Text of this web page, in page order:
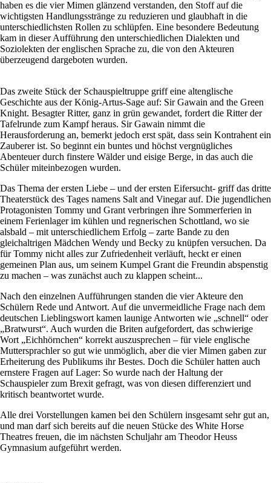
haben es die vier Mimen glänzend verstanden, den Stoff auf die
wichtigsten Handlungsstränge zu reduzieren und glaubhaft in die
unterschiedlichsten Rollen zu schlüpfen. Eine besondere Bedeutung
kam in dieser Aufführung den unterschiedlichen Dialekten und
Soziolekten der englischen Sprache zu, die von den Akteuren
überzeugend dargeboten wurden.
Das zweite Stück der Schauspieltruppe griff eine altenglische
Geschichte aus der König-Artus-Sage auf: Sir Gawain and the Green
Knight. Besagter Ritter, ganz in grün gewandet, fordert die Ritter der
Tafelrunde zum Kampf heraus. Sir Gawain nimmt die
Herausforderung an, bemerkt jedoch erst spät, dass sein Kontrahent ein
Zauberer ist. So beginnt ein buntes und höchst vergnügliches
Abenteuer durch finstere Wälder und eisige Berge, in das auch die
Schüler miteinbezogen wurden.
Das Thema der ersten Liebe – und der ersten Eifersucht- griff das dritte
Theaterstück des Tages namens Salt and Vinegar auf. Die jugendlichen
Protagonisten Tommy und Grant verbringen ihre Sommerferien in
einem Ferienlager im kühlen und regnerischen Schottland, wo sie
alsbald – mit unterschiedlichem Erfolg – zarte Bande zu den
gleichaltrigen Mädchen Wendy und Becky zu knüpfen versuchen. Da
für Tommy nicht alles zur Zufriedenheit verläuft, heckt er einen
gemeinen Plan aus, um seinem Kumpel Grant die Freundin abspenstig
zu machen – was zunächst auch zu klappen scheint...
Nach den einzelnen Aufführungen standen die vier Akteure den
Schülern Rede und Antwort. Auf die unvermeidliche Frage nach dem
deutschen Lieblingswort kamen launige Antworten wie „schnell“ oder
„Bratwurst“. Auch wurden die Briten aufgefordert, das schwierige
Wort „Eichhörnchen“ korrekt auszusprechen – für viele englische
Muttersprachler so gut wie unmöglich, aber die vier Mimen gaben zur
Erheiterung des Publikums ihr Bestes. Doch die Schüler hatten auch
ernstere Fragen auf Lager: So wurde nach der Haltung der
Schauspieler zum Brexit gefragt, was von diesen differenziert und
kritisch beantwortet wurde.
Alle drei Vorstellungen kamen bei den Schülern insgesamt sehr gut an,
und man darf sich bereits auf die neuen Stücke des White Horse
Theatres freuen, die im nächsten Schuljahr am Theodor Heuss
Gymnasium aufgeführt werden.